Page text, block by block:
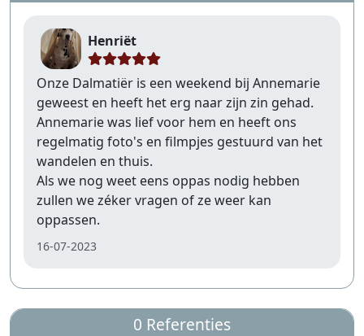
Henriët
Onze Dalmatiër is een weekend bij Annemarie
geweest en heeft het erg naar zijn zin gehad.
Annemarie was lief voor hem en heeft ons
regelmatig foto's en filmpjes gestuurd van het
wandelen en thuis.
Als we nog weet eens oppas nodig hebben
zullen we zéker vragen of ze weer kan
oppassen.
16-07-2023
0 Referenties